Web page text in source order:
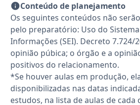
Conteúdo de planejamento
Os seguintes conteúdos não
pelo preparatório: Uso do
Informações (SEI). Decreto 7.724/
opinião púbica; o órgão e a
positivos do relacionamento.
*Se houver aulas em produção,
disponibilizadas nas datas
estudos, na lista de aulas de cada